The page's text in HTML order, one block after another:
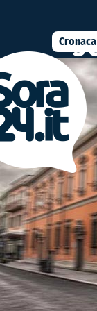
Cronaca